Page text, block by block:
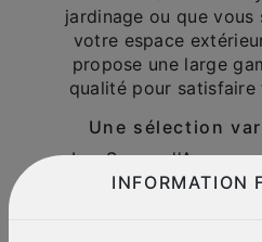
INFORMATION
jardinage ou que
votre espace
propose une large
qualité pour satisfaire
Une sélection
Les Serres d'Arnave
choisir parmi une